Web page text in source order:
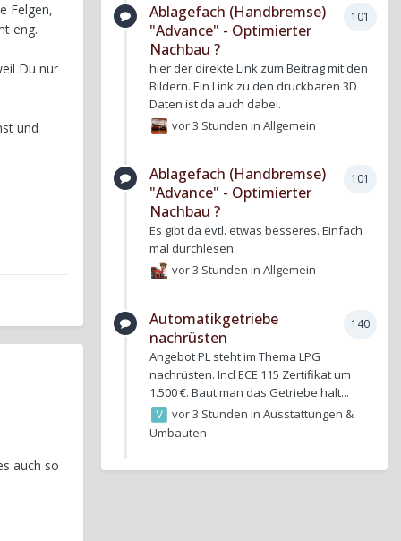
Felgen,
eng.
Du nur
und
auch so
101
Ablagefach (Handbremse)
"Advance" - Optimierter
Nachbau ?
hier der direkte Link zum Beitrag mit den
Bildern. Ein Link zu den druckbaren 3D
Daten ist da auch dabei.
vor 3 Stunden inAllgemein
101
Ablagefach (Handbremse)
"Advance" - Optimierter
Nachbau ?
Es gibt da evtl. etwas besseres. Einfach
mal durchlesen.
vor 3 Stunden inAllgemein
140
Automatikgetriebe
nachrüsten
Angebot PL steht im Thema LPG
nachrüsten. Incl ECE 115 Zertifikat um
1.500 €. Baut man das Getriebe halt...
vor 3 Stunden inAusstattungen &
Umbauten